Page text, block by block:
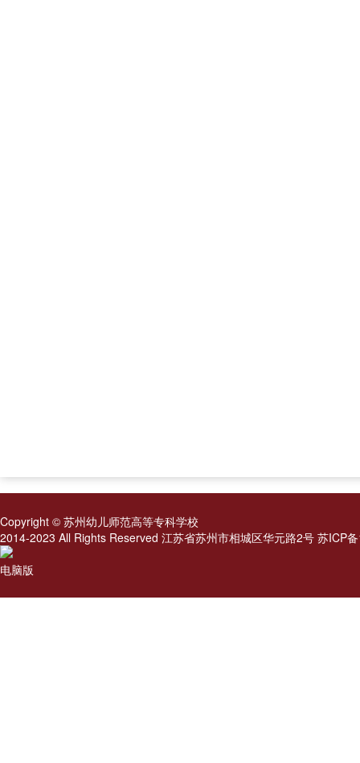
Copyright © 苏州幼儿师范高等专科学校
2014-2023 All Rights Reserved 江苏省苏州市相城区华元路2号 苏
电脑版